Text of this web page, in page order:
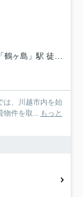
島」駅 徒歩27分
は、川越市内を始
件を取...
もっと